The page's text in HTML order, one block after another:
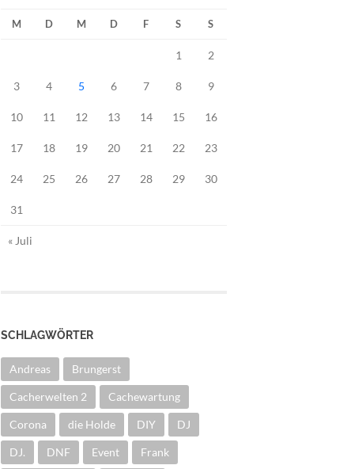
M D M D F S S
1 2
3 4 5 6 7 8 9
10 11 12 13 14 15 16
17 18 19 20 21 22 23
24 25 26 27 28 29 30
31
« Juli
SCHLAGWÖRTER
Andreas Brungerst
Cacherwelten 2 Cachewartung
Corona die Holde DIY DJ
DJ. DNF Event Frank